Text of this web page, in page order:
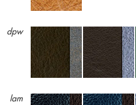
dpw
lam